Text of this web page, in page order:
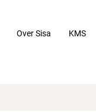
Over Sisa KMS